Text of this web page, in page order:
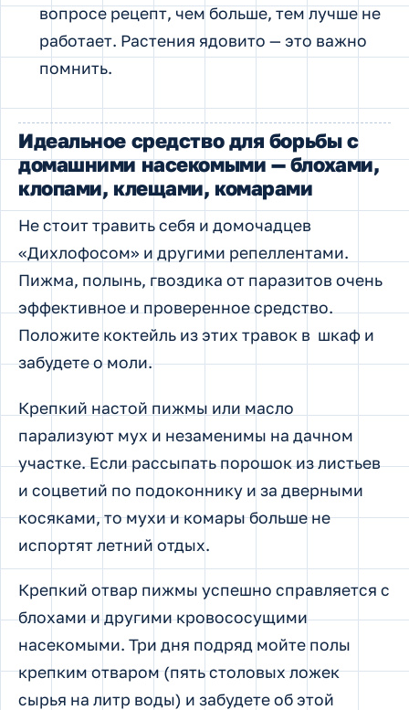
вопросе рецепт, чем больше, тем лучше не
работает. Растения ядовито — это важно
помнить.
Идеальное средство для борьбы с
домашними насекомыми — блохами,
клопами, клещами, комарами
Не стоит травить себя и домочадцев
«Дихлофосом» и другими репеллентами.
Пижма, полынь, гвоздика от паразитов очень
эффективное и проверенное средство.
Положите коктейль из этих травок в шкаф и
забудете о моли.
Крепкий настой пижмы или масло
парализуют мух и незаменимы на дачном
участке. Если рассыпать порошок из листьев
и соцветий по подоконнику и за дверными
косяками, то мухи и комары больше не
испортят летний отдых.
Крепкий отвар пижмы успешно справляется с
блохами и другими кровососущими
насекомыми. Три дня подряд мойте полы
крепким отваром (пять столовых ложек
сырья на литр воды) и забудете об этой